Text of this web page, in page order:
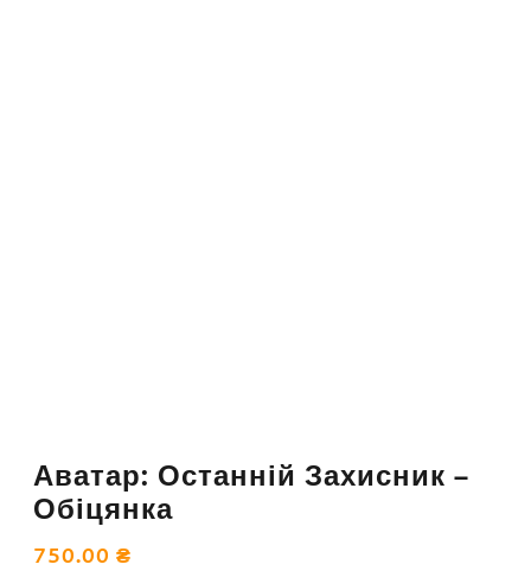
Аватар: Останній Захисник –
Обіцянка
750.00 ₴